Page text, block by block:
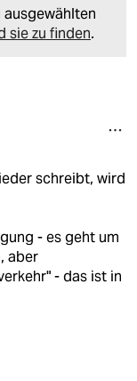
sie zu finden.
schreibt, wird
- es geht um
aber
- das ist in